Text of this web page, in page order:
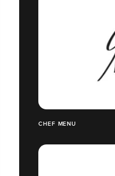
CHEF MENU